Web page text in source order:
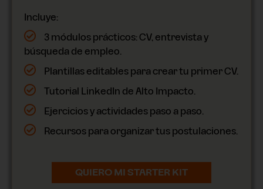
Incluye:
3 módulos prácticos: CV, entrevista y
búsqueda de empleo.
Plantillas editables para crear tu primer CV.
Tutorial LinkedIn de Alto Impacto.
Ejercicios y actividades paso a paso.
Recursos para organizar tus postulaciones.
QUIERO MI STARTER KIT